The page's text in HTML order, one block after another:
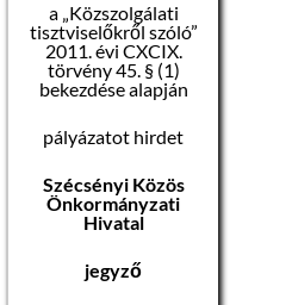
A közszolgálati
tisztviselők képesítési
előírásairól szóló
29/2012. (III. 7.)
Korm. rendelet
betöltője által
feladatkörök:
1. sz. melléklet 30.
pontja, közterület-
a „Közszolgálati
tisztviselőkről szóló”
2011. évi CXCIX.
törvény 45. § (1)
bekezdése alapján
pályázatot hirdet
Szécsényi Közös
Önkormányzati
Hivatal
jegyző